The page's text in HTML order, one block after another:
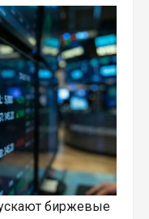
биржевые